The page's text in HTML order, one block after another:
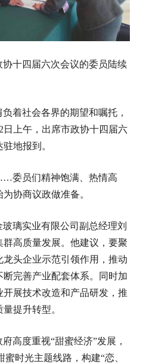
十四届六次会议的委员陆续
着社会各界的期望和嘱托，
上午，出席市政协十四届六
地报到。
委员们精神饱满、热情高
协商议政做准备。
璃实业有限公司副总经理刘
高质量发展。他建议，要聚
头企业示范引领作用，推动
完善产业配套体系。同时加
展技术改造和产品研发，推
提升转型。
高度重视“甜蜜经济”发展，
蜜时光主题线路，构建“恋、